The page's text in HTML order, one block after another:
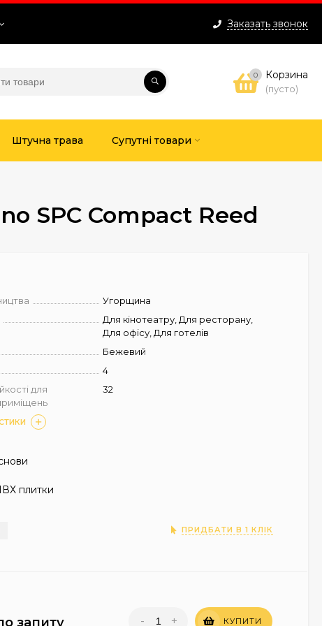
Заказать звонок
0 Корзина
(пусто)
Штучна трава Супутні товари
SPC Compact Reed
Угорщина
Для кінотеатру, Для ресторану,
Для офісу, Для готелів
Бежевий
4
для
32
плитки
ПРИДБАТИ В 1 КЛІК
запиту - + КУПИТИ